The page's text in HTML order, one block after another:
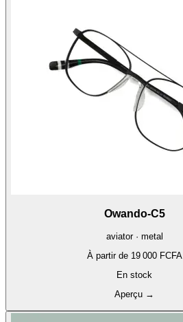
Owando-C5
aviator · metal
À partir de 19 000 FCFA
En stock
Aperçu →